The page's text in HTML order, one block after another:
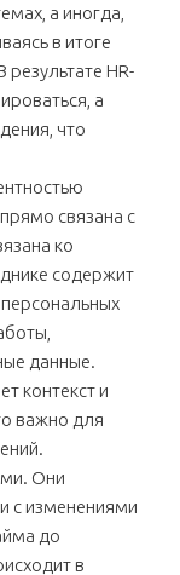
а иногда,
в итоге
HR-
а
что
связана с
ко
содержит
данные.
контекст и
важно для
Они
с изменениями
до
в